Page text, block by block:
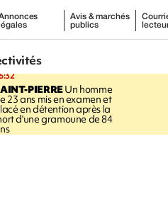
légales
Avis & marchés
publics
PIERREUn homme
23 ans mis en examen et
en détention après la
d'une gramoune de 84